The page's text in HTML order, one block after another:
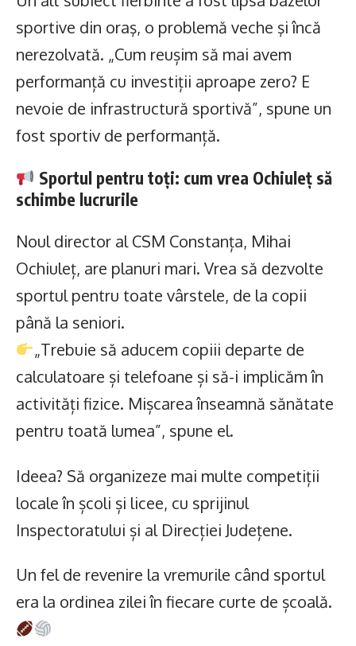
sportive din oraş, o problemă veche şi încă
nerezolvată. „Cum reușim să mai avem
performanță cu investiții aproape zero? E
nevoie de infrastructură sportivă”, spune un
fost sportiv de performanță.
Sportul pentru toți: cum vrea Ochiuleț să
schimbe lucrurile
Noul director al CSM Constanța, Mihai
Ochiuleț, are planuri mari. Vrea să dezvolte
sportul pentru toate vârstele, de la copii
până la seniori.
„Trebuie să aducem copiii departe de
calculatoare și telefoane și să-i implicăm în
activități fizice. Mișcarea înseamnă sănătate
pentru toată lumea”, spune el.
Ideea? Să organizeze mai multe competiții
locale în școli și licee, cu sprijinul
Inspectoratului și al Direcției Județene.
Un fel de revenire la vremurile când sportul
era la ordinea zilei în fiecare curte de școală.